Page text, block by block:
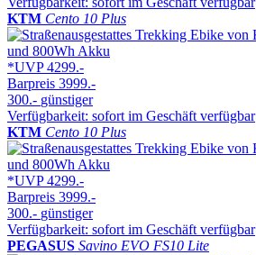
KTM Cento 10 Plus
*UVP4299.-
Barpreis 3999.-
300.- günstiger
Verfügbarkeit: sofort im Geschäft verfügbar
KTM Cento 10 Plus
*UVP4299.-
Barpreis 3999.-
300.- günstiger
Verfügbarkeit: sofort im Geschäft verfügbar
PEGASUS Savino EVO FS10 Lite